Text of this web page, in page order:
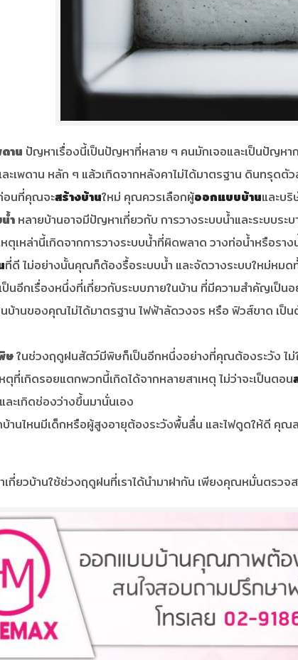
าน ปัญหาเรื่องนี้เป็นปัญหาที่หลาย ๆ คนมักเจอและเป็นปัญหา
ะเพดาน หลัก ๆ แล้วเกิดจากหลังคาไม่ได้มาตรฐาน ดินทรุดตัว
อนที่คุณจะสร้างบ้านใหม่ คุณควรเลือกผู้ออกแบบบ้านและบริ
ำ หลายบ้านอาจมีปัญหาเกี่ยวกับ การวางระบบน้ำและระบบระ
ตุเหล่านี้เกิดจากการวางระบบน้ำที่ผิดพลาด วางท่อน้ำหรือร
ที่ดี ไม่อย่างนั้นคุณก็ต้องรื้อระบบน้ำ และจัดวางระบบใหม่หมด
เป็นอีกเรื่องหนึ่งที่เกี่ยวกับระบบภายในบ้าน ที่มีความสำคัญเป็น
นบ้านของคุณไม่ได้มาตรฐาน ไฟฟ้าลัดวงจร หรือ ฟิวส์ขาด เ
ษ ในช่วงฤดูฝนสัตว์มีพิษก็เป็นอีกหนึ่งอย่างที่คุณต้องระวัง ไ
ตุที่เกิดรอยแตกพวกนี้เกิดได้จากหลายสาเหตุ ไม่ว่าจะเป็นตอน
ะเกิดช่องว่างขึ้นมานั่นเอง
บ้านไหนมีเด็กหรือผู้สูงอายุต้องระวังพื้นลื่น และไฟดูดให้ดี คุณ
เกี่ยวบ้านใช้ช่วงฤดูฝนที่เราได้นำมาฝากัน เพียงคุณหมั่นตร